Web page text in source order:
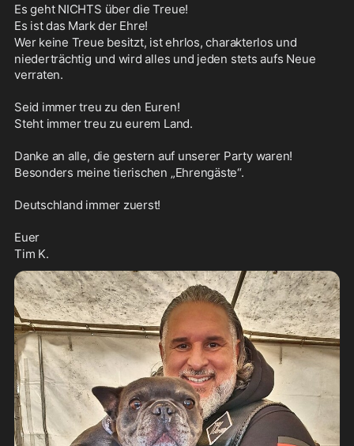
Es geht NICHTS über die Treue!
Es ist das Mark der Ehre!
Wer keine Treue besitzt, ist ehrlos, charakterlos und
niederträchtig und wird alles und jeden stets aufs Neue
verraten.
Seid immer treu zu den Euren!
Steht immer treu zu eurem Land.
Danke an alle, die gestern auf unserer Party waren!
Besonders meine tierischen „Ehrengäste“.
Deutschland immer zuerst!
Euer
Tim K.